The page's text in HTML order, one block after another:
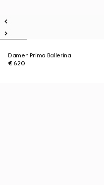
Damen Prima Ballerina
€ 620